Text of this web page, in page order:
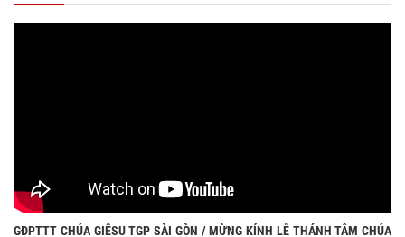
GĐPTTT CHÚA GIÊSU TGP SÀI GÒN / MỪNG KÍNH LỄ THÁNH TÂM CHÚA